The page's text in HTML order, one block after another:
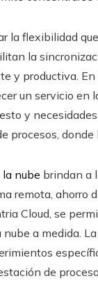
la flexibilidad
la
y productiva.
un servicio
y
procesos,
nube brindan a
remota,
Cloud, se
a medida.
de